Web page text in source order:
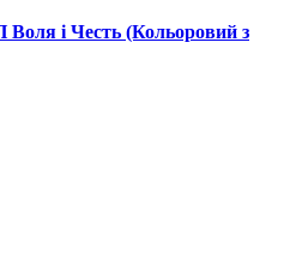
і Честь (Кольоровий з